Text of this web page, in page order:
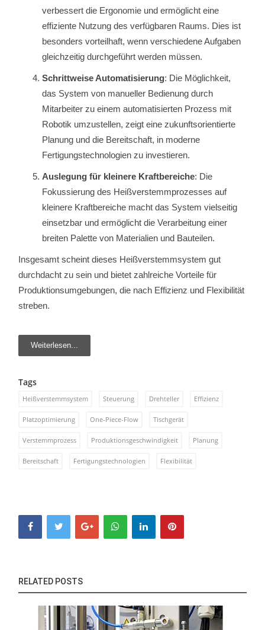
verbessert die Ergonomie und ermöglicht eine
effiziente Nutzung des verfügbaren Raums. Dies ist
besonders vorteilhaft, wenn verschiedene Aufgaben
gleichzeitig durchgeführt werden müssen.
Schrittweise Automatisierung: Die Möglichkeit,
das System von manueller Bedienung durch
Mitarbeiter zu einem automatisierten Prozess mit
Robotik umzustellen, zeigt eine zukunftsorientierte
Planung und die Bereitschaft, in moderne
Fertigungstechnologien zu investieren.
Auslegung für kleinere Kraftbereiche: Die
Fokussierung des Heißverstemmprozesses auf
kleinere Kraftbereiche macht das System vielseitig
einsetzbar und ermöglicht die Verarbeitung einer
breiten Palette von Materialien und Bauteilen.
Insgesamt scheint dieses Heißverstemmsystem gut
durchdacht zu sein und bietet zahlreiche Vorteile für
Produktionsumgebungen, die nach Effizienz und Flexibilität
streben.
Weiterlesen...
Tags
Heißverstemmsystem Steuerung Drehteller Effizienz
Platzoptimierung One-Piece-Flow Tischgerät
Verstemmprozess Produktionsgeschwindigkeit Planung
Bereitschaft Fertigungstechnologien Flexibilität
RELATED POSTS